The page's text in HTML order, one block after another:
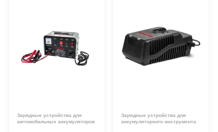
Зарядные устройства для
автомобильных аккумуляторов
Зарядные устройства для
аккумуляторного инструмента